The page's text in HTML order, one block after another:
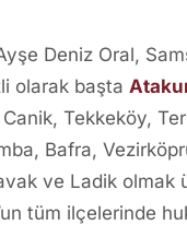
Deniz Oral,
olarak başta
Canik, Tekkeköy,
Bafra,
ve Ladik olmak
tüm ilçelerinde